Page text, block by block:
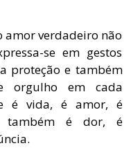
amor verdadeiro não
se em gestos
proteção e também
orgulho em cada
é vida, é amor, é
também é dor, é